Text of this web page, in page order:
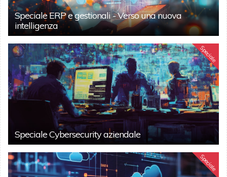
Speciale ERP e gestionali - Verso una nuova
intelligenza
Speciale
Speciale Cybersecurity aziendale
Speciale